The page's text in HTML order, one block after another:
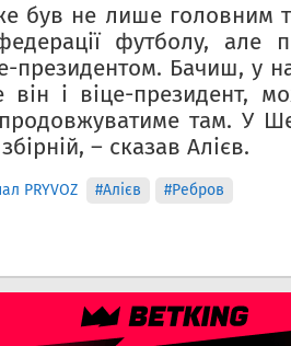
був не лише головним
футболу, але
президентом. Бачиш, у
і віце-президент,
там. У
– сказав Алієв.
PRYVOZ #Алієв #Ребров